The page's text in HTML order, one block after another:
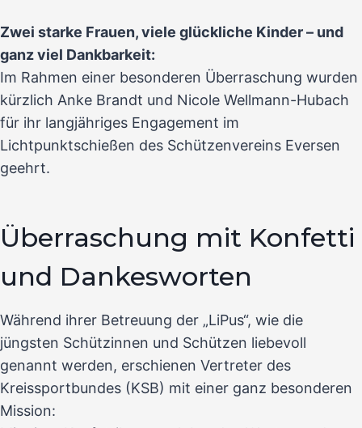
Zwei starke Frauen, viele glückliche Kinder – und
ganz viel Dankbarkeit:
Im Rahmen einer besonderen Überraschung wurden
kürzlich Anke Brandt und Nicole Wellmann-Hubach
für ihr langjähriges Engagement im
Lichtpunktschießen des Schützenvereins Eversen
geehrt.
Überraschung mit Konfetti
und Dankesworten
Während ihrer Betreuung der „LiPus“, wie die
jüngsten Schützinnen und Schützen liebevoll
genannt werden, erschienen Vertreter des
Kreissportbundes (KSB) mit einer ganz besonderen
Mission: